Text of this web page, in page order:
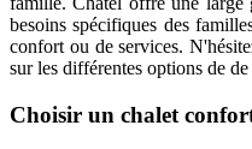
besoins spécifiques des
confort ou de services.
sur les différentes options de
Choisir un chalet